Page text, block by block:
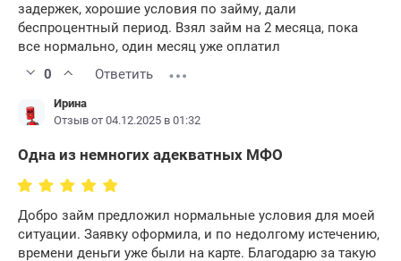
задержек, хорошие условия по займу, дали
беспроцентный период. Взял займ на 2 месяца, пока
все нормально, один месяц уже оплатил
0
Ответить
Ирина
Отзыв от 04.12.2025 в 01:32
Одна из немногих адекватных МФО
Добро займ предложил нормальные условия для моей
ситуации. Заявку оформила, и по недолгому истечению,
времени деньги уже были на карте. Благодарю за такую